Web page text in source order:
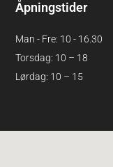
Åpningstider
Man - Fre: 10 - 16.30
Torsdag: 10 – 18
Lørdag: 10 – 15